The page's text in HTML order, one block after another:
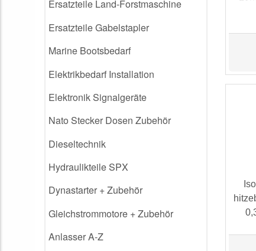
Ersatzteile Land-Forstmaschine
Ersatzteile Gabelstapler
Marine Bootsbedarf
Elektrikbedarf Installation
Elektronik Signalgeräte
Nato Stecker Dosen Zubehör
Dieseltechnik
Hydraulikteile SPX
Dynastarter + Zubehör
Gleichstrommotore + Zubehör
Anlasser A-Z